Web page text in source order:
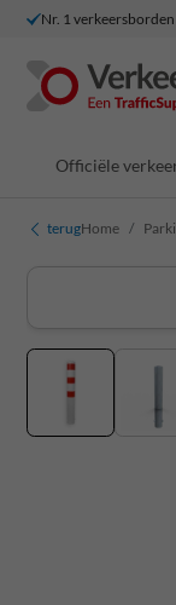
Nr. 1
Officiële
terugHome